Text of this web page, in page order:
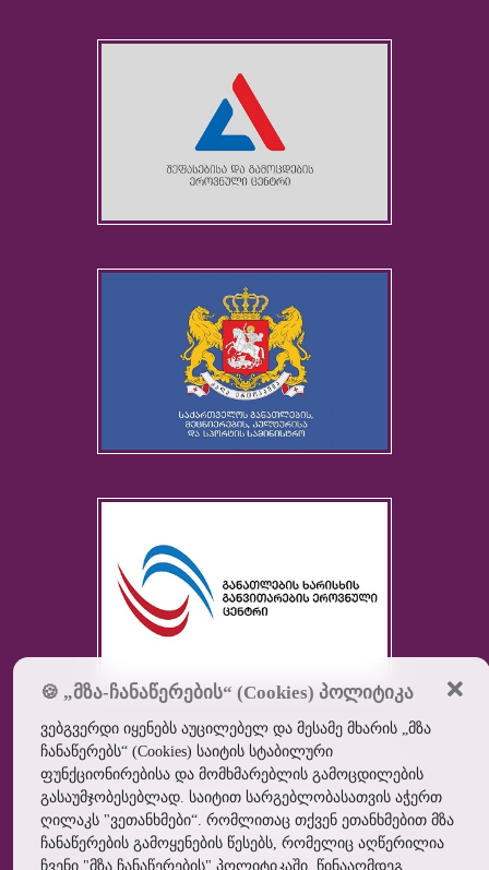
შპს ბათუმის სამედიცინო
აკადემია ©2026ყველა
უფლება დაცულია
🍪 „მზა-ჩანაწერების“ (Cookies) პოლიტიკა
ვებგვერდი იყენებს აუცილებელ და მესამე მხარის „მზა
ჩანაწერებს“ (Cookies) საიტის სტაბილური
ფუნქციონირებისა და მომხმარებლის გამოცდილების
გასაუმჯობესებლად. საიტით სარგებლობასათვის აჭერთ
ღილაკს "ვეთანხმები“. რომლითაც თქვენ ეთანხმებით მზა
ჩანაწერების გამოყენების წესებს, რომელიც აღწერილია
ჩვენი "მზა ჩანაწერების" პოლიტიკაში. წინააღმდეგ